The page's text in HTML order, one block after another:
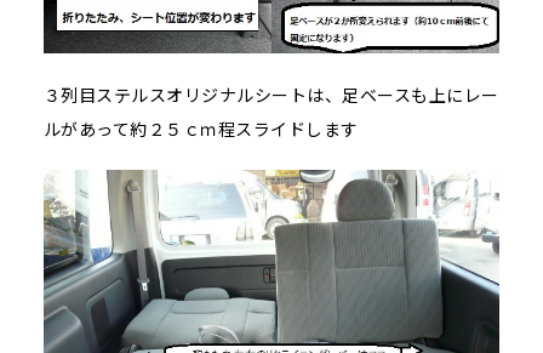
３列目ステルスオリジナルシートは、足ベースも上にレー
ルがあって約２５ｃｍ程スライドします